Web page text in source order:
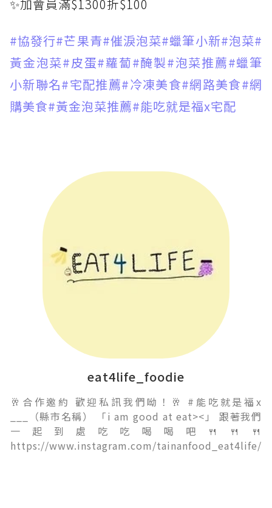
✨加會員滿$1300折$100
#協發行#芒果青#催淚泡菜#蠟筆小新#泡菜#
黃金泡菜#皮蛋#蘿蔔#醃製#泡菜推薦#蠟筆
小新聯名#宅配推薦#冷凍美食#網路美食#網
購美食#黃金泡菜推薦#能吃就是福x宅配
eat4life_foodie
🥂合作邀約 歡迎私訊我們呦！🥂 #能吃就是福x
___（縣市名稱） 「i am good at eat><」 跟著我們
一起到處吃吃喝喝吧🍴🍴🍴
https://www.instagram.com/tainanfood_eat4life/